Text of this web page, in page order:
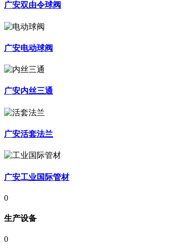
广安双由令球阀
广安电动球阀
广安内丝三通
广安活套法兰
广安工业国际管材
0
生产设备
0